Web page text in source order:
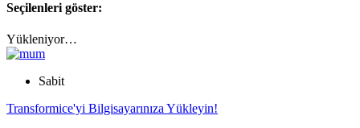
Seçilenleri göster:
Yükleniyor…
Sabit
Transformice'yi Bilgisayarınıza Yükleyin!